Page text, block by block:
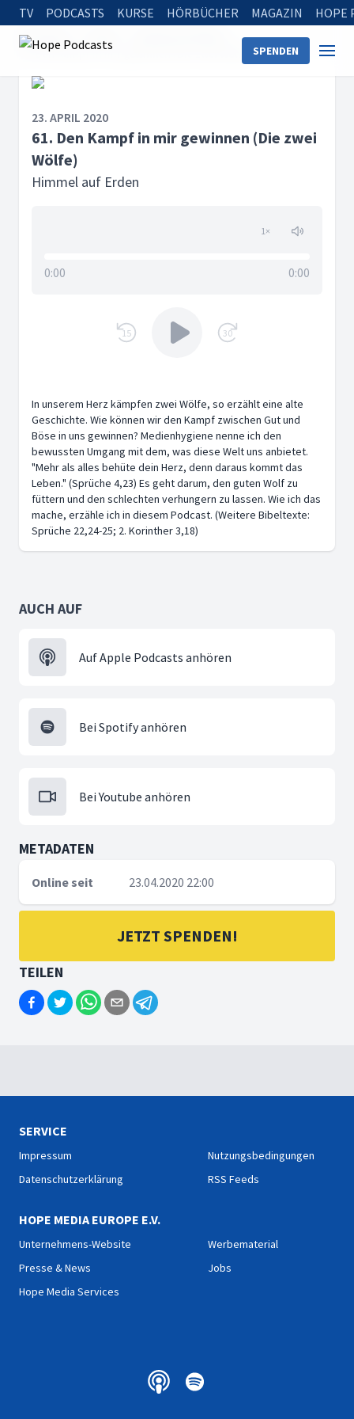
TV PODCASTS KURSE HÖRBÜCHER MAGAZIN HOPE
SPENDEN
Startseite
61. Den Kampf in mir gewinnen (Die zwei Wölfe)
23. APRIL 2020
61. Den Kampf in mir gewinnen (Die zwei
Wölfe)
Himmel auf Erden
1×
0:00 0:00
15 30
In unserem Herz kämpfen zwei Wölfe, so erzählt eine alte
Geschichte. Wie können wir den Kampf zwischen Gut und
Böse in uns gewinnen? Medienhygiene nenne ich den
bewussten Umgang mit dem, was diese Welt uns anbietet.
"Mehr als alles behüte dein Herz, denn daraus kommt das
Leben." (Sprüche 4,23) Es geht darum, den guten Wolf zu
füttern und den schlechten verhungern zu lassen. Wie ich das
mache, erzähle ich in diesem Podcast. (Weitere Bibeltexte:
Sprüche 22,24-25; 2. Korinther 3,18)
AUCH AUF
Auf Apple Podcasts anhören
Bei Spotify anhören
Bei Youtube anhören
METADATEN
Online seit 23.04.2020 22:00
JETZT SPENDEN!
TEILEN
SERVICE
Impressum
Datenschutzerklärung
Nutzungsbedingungen
RSS Feeds
HOPE MEDIA EUROPE E.V.
Unternehmens-Website
Presse & News
Hope Media Services
Werbematerial
Jobs